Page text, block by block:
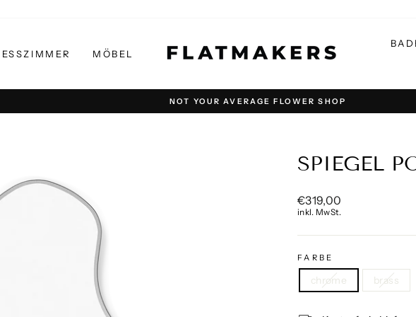
ESSZIMMER MÖBEL
Pause
NOT YOUR AVERAGE FLOWER SHOP
SPIEGEL
Normaler
Preis
€319,00
inkl. MwSt.
FARBE
chrome brass